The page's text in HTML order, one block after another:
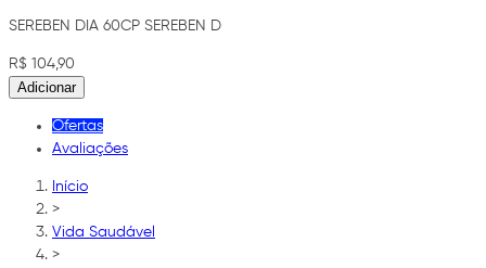
SEREBEN DIA 60CP SEREBEN D
R$ 104,90
Adicionar
Ofertas
Avaliações
Início
>
Vida Saudável
>